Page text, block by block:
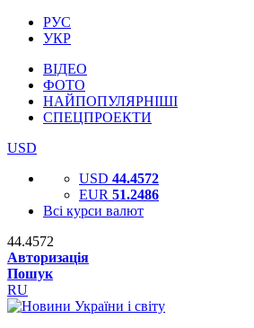
РУС
УКР
ВІДЕО
ФОТО
НАЙПОПУЛЯРНІШІ
СПЕЦПРОЕКТИ
USD
USD 44.4572
EUR 51.2486
Всі курси валют
44.4572
Авторизація
Пошук
RU